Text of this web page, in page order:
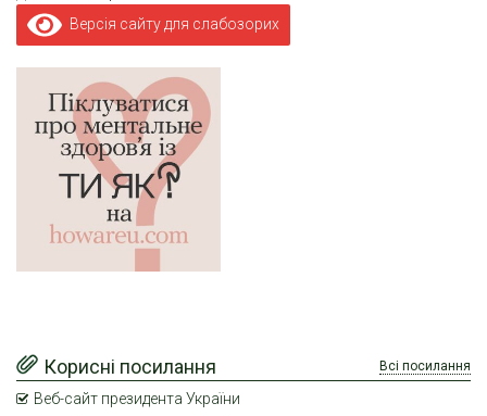
Версія сайту для слабозорих
Корисні посилання Всі посилання
Веб-сайт президента України